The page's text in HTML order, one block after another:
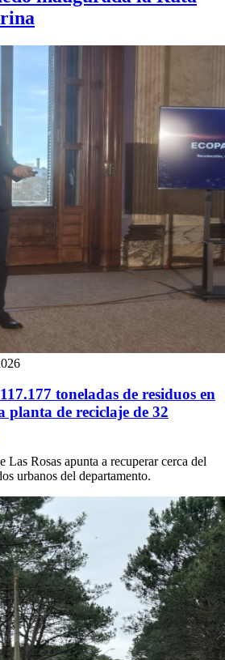
toneladas de residuos en
planta de reciclaje de 32
Las Rosas apunta a recuperar cerca del
urbanos del departamento.